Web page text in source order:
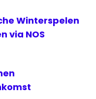
Winterspelen
via NOS